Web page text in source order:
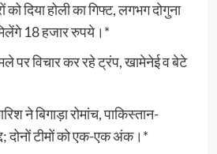
को दिया होली का गिफ्ट, लगभग दोगुना
18 हजार रुपये।*
पर विचार कर रहे ट्रंप, खामेनेई व बेटे
ने बिगाड़ा रोमांच, पाकिस्तान-
दोनों टीमों को एक-एक अंक।*